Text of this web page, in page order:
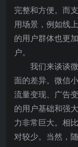
完整和方便。而
用场景，例如线
的用户群体也更
户。
我们来谈谈
面的差异。微信
流量变现、广告
的用户基础和强
力非常巨大。相
对较少。当然，